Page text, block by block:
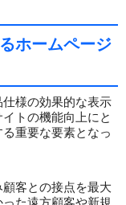
ホームページ
様の効果的な表示
トの機能向上にと
重要な要素となっ
客との接点を最大